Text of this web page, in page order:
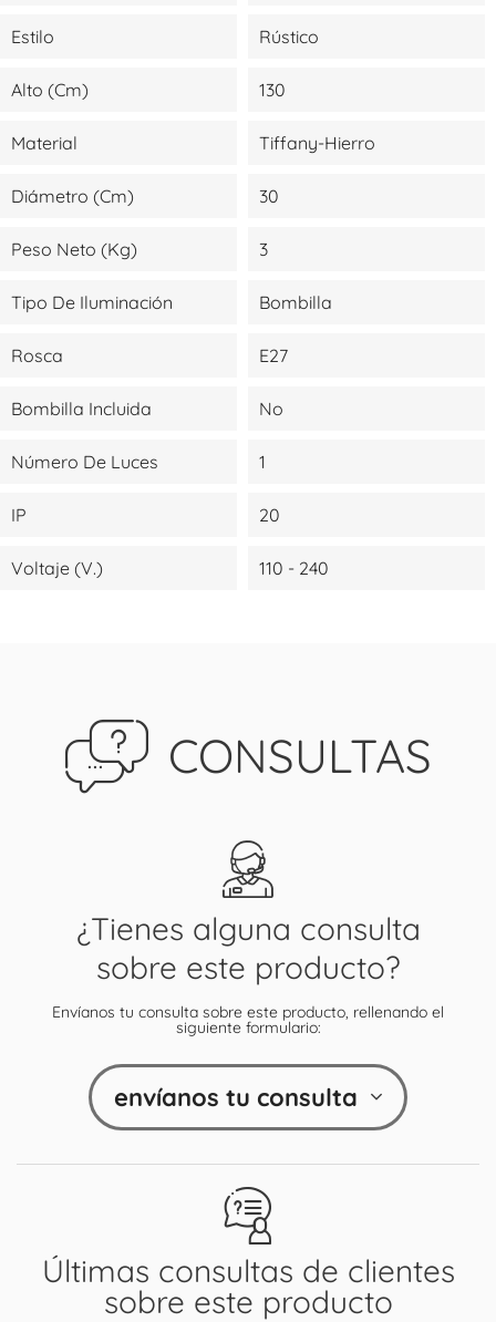
Estilo Rústico
Alto (cm) 130
Material Tiffany-Hierro
Diámetro (cm) 30
Peso Neto (kg) 3
Tipo De Iluminación Bombilla
Rosca E27
Bombilla Incluida No
Número De Luces 1
IP 20
Voltaje (V.) 110 - 240
CONSULTAS
Últimas consultas de clientes
sobre este producto
¿Tienes alguna consulta
sobre este producto?
Envíanos tu consulta sobre este producto, rellenando el
siguiente formulario:
envíanos tu consulta